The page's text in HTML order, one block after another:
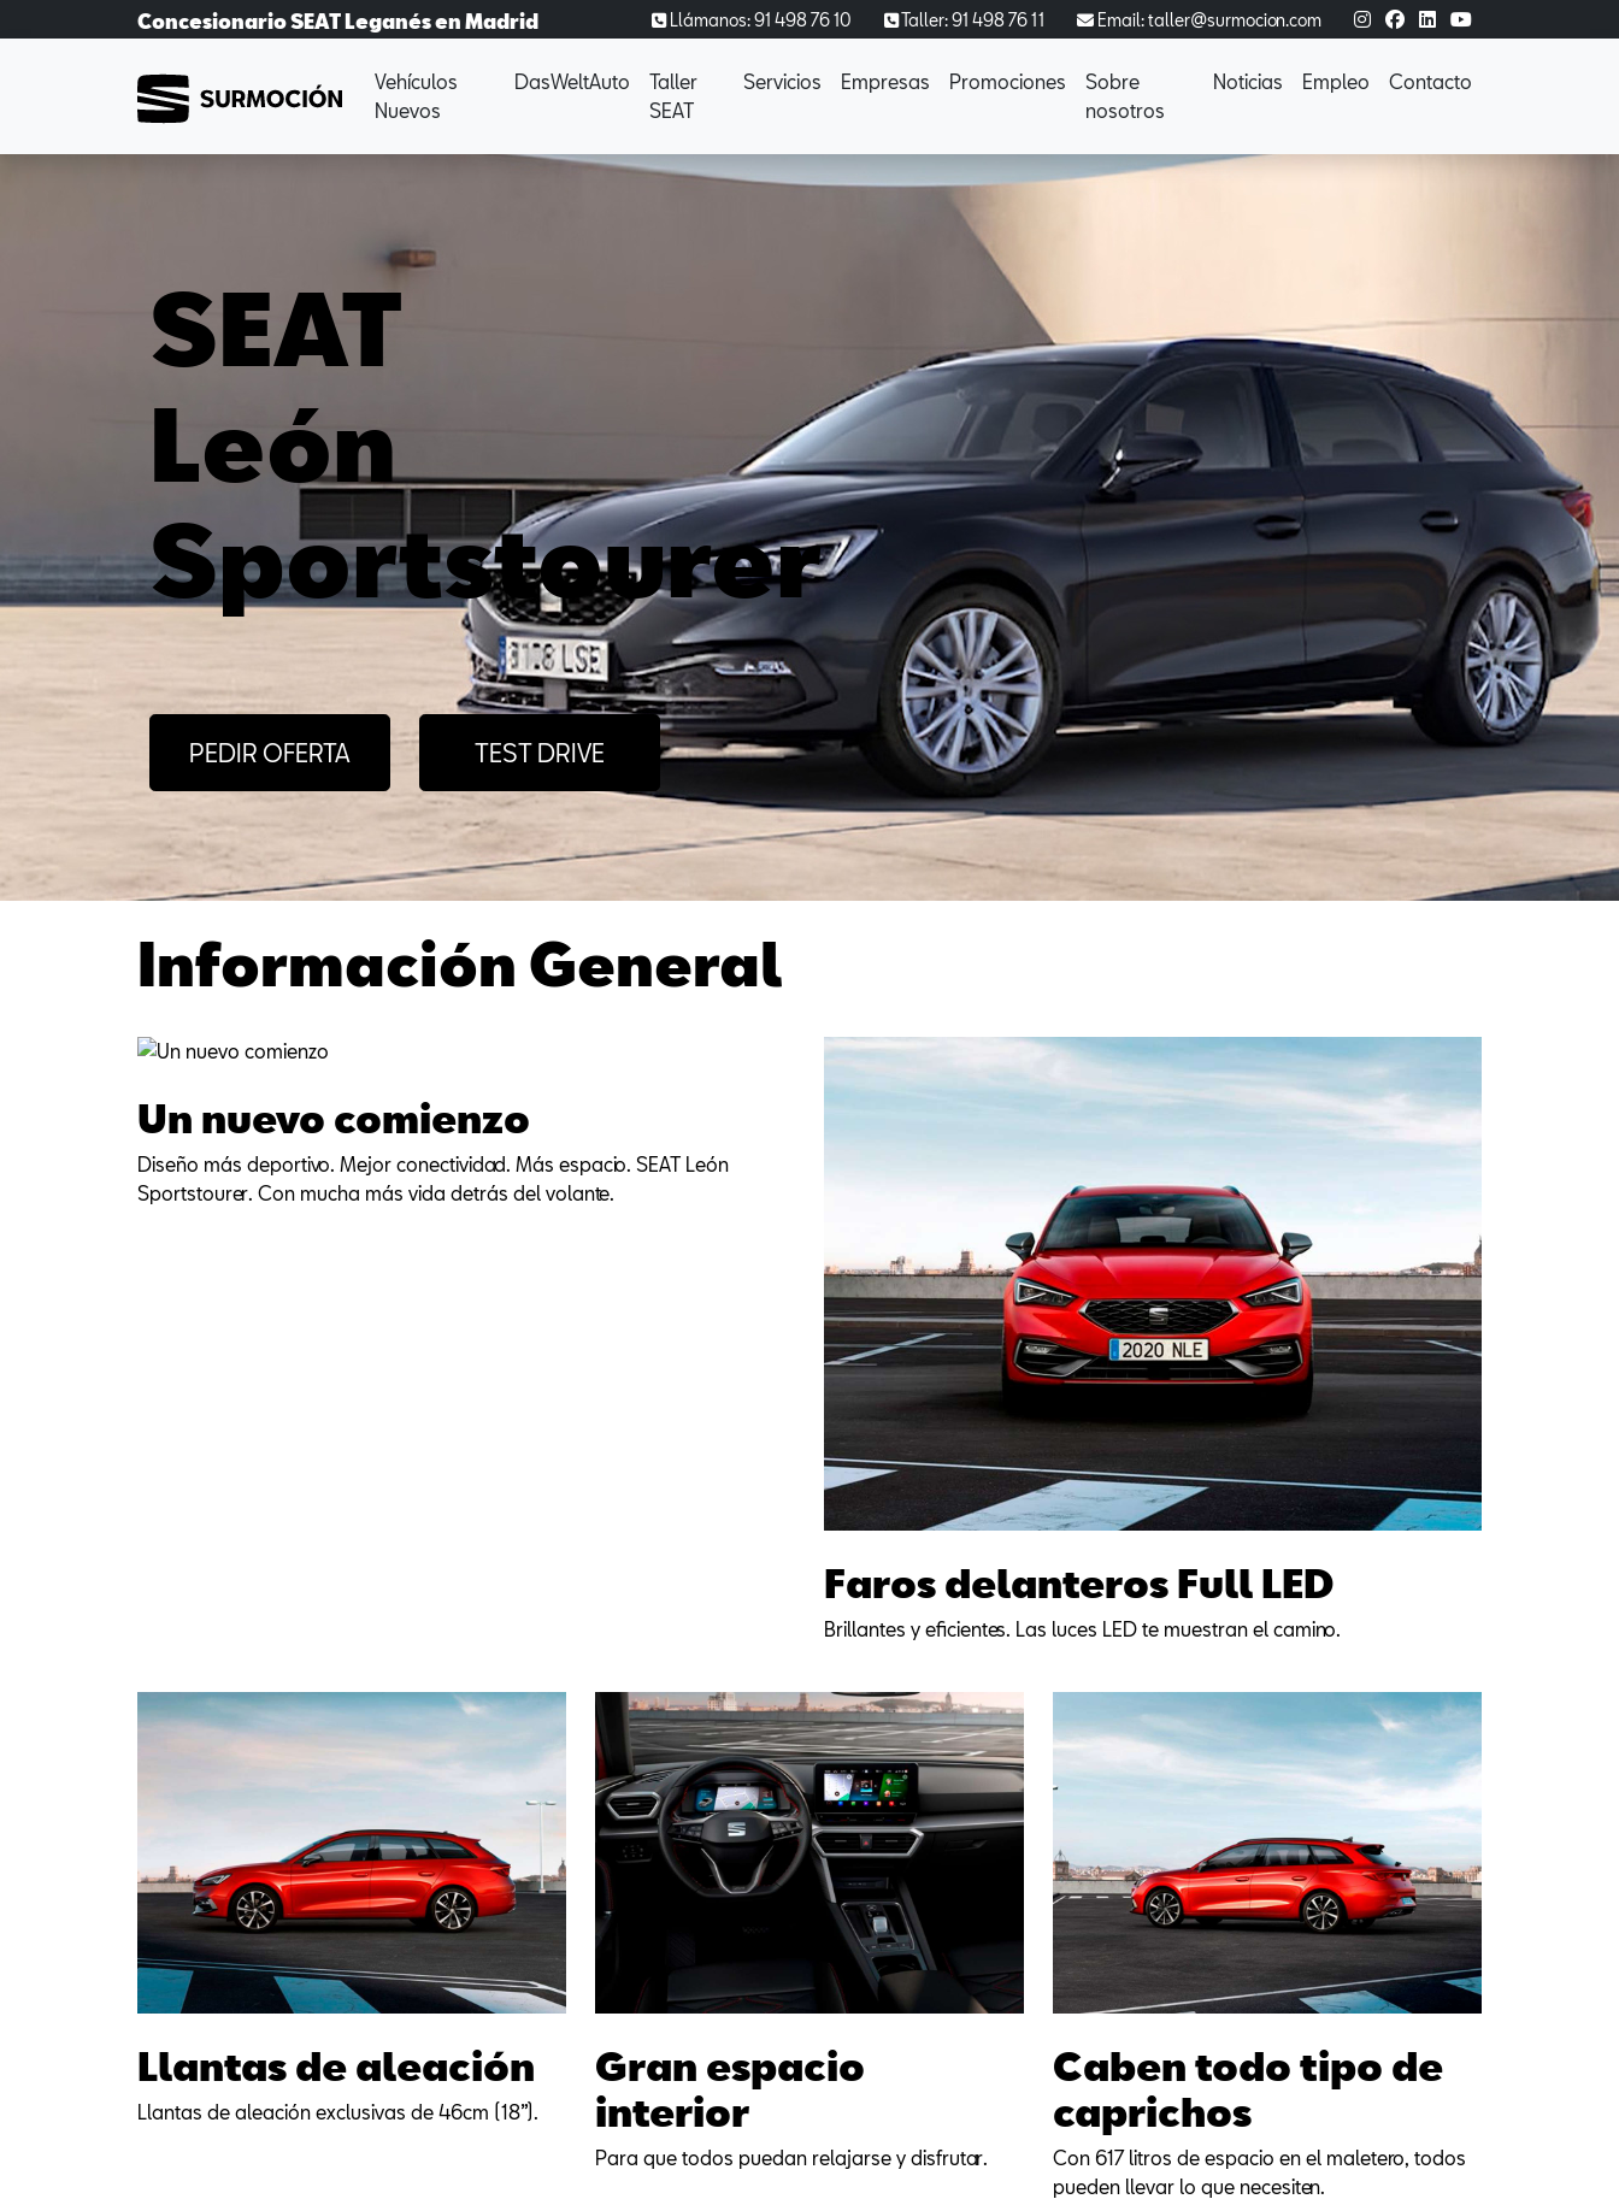
Concesionario SEAT Leganés en Madrid Llámanos: 91 498 76 10 Taller: 91 498 76 11 Email: taller@surmocion.com
Vehículos
Nuevos
DasWeltAuto
Taller
SEAT
Servicios Empresas Promociones
Sobre
nosotros
Noticias Empleo Contacto
SEAT
León
Sportstourer
PEDIR OFERTA TEST DRIVE
Información General
Un nuevo comienzo
Diseño más deportivo. Mejor conectividad. Más espacio. SEAT León
Sportstourer. Con mucha más vida detrás del volante.
Faros delanteros Full LED
Brillantes y eficientes. Las luces LED te muestran el camino.
Llantas de aleación
Llantas de aleación exclusivas de 46cm (18”).
Gran espacio
interior
Para que todos puedan relajarse y disfrutar.
Caben todo tipo de
caprichos
Con 617 litros de espacio en el maletero, todos
pueden llevar lo que necesiten.